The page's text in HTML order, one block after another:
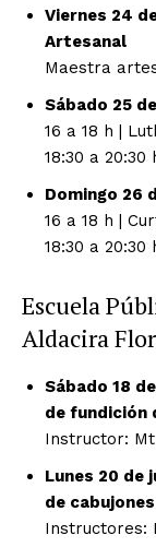
Viernes 24
Artesanal
Maestra
Sábado 25
16 a 18 h |
18:30 a
Domingo 26
16 a 18 h |
18:30 a
Escuela
Aldacira
Sábado 18
de fundición
Instructor:
Lunes 20 de
de
Instructores: